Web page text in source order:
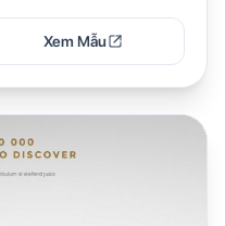
Xem Mẫu